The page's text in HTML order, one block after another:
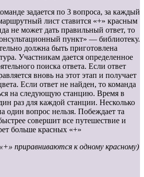
задается по 3 вопроса, за каждый
лист ставится «+» красным
не может дать правильный ответ, то
пункт» — библиотеку.
должна быть приготовлена
Участникам дается определенное
поиска ответа. Если ответ
вновь на этот этап и получает
Если ответ не найден, то команда
на следующую станцию. Время в
раз для каждой станции. Несколько
один вопрос нельзя. Побеждает та
совершит все путешествие и
больше красных «+»
приравниваются к одному красному)